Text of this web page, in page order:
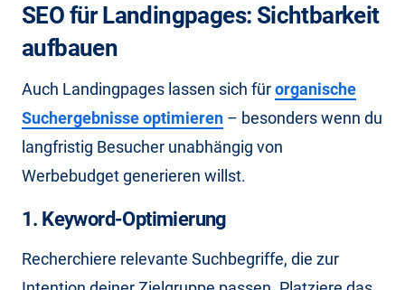
SEO für Landingpages: Sichtbarkeit
aufbauen
Auch Landingpages lassen sich fürorganische
Suchergebnisse optimieren – besonders wenn du
langfristig Besucher unabhängig von
Werbebudget generieren willst.
1. Keyword-Optimierung
Recherchiere relevante Suchbegriffe, die zur